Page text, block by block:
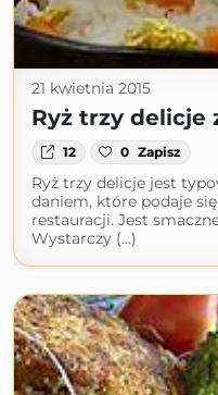
21 kwietnia 2015
Ryż trzy delicje
12 0 Zapisz
Ryż trzy delicje jest
daniem, które podaje
restauracji. Jest
Wystarczy (...)